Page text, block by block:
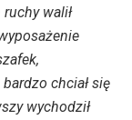
walił
chciał się
wychodził